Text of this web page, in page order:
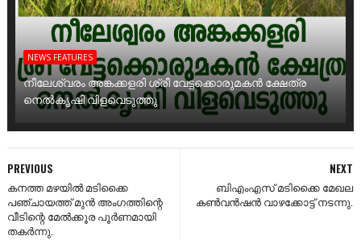
NEWS FEATURES
നീലേശ്വരം അങ്കക്കളരി ശ്രീ വേട്ടക്കൊരുമകൻ ക്ഷേത്ര
നെൽകൃഷി വിളവെടുത്തു
NEXT
ബിഎംഎസ് മടിക്കൈ മേഖല
കൺവൻഷൻ വാഴക്കോട്ട് നടന്നു.
PREVIOUS
കനത്ത മഴയിൽ മടിക്കൈ
പഞ്ചായത്ത് മുൻ അംഗത്തിന്റെ
വീടിന്റെ മേൽക്കൂര പൂർണമായി
തകർന്നു.